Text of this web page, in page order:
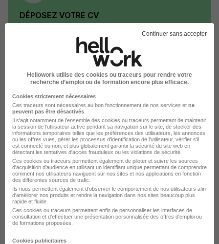
DÉPOSEZ VOTRE CV
recruteurs de la CVthèque Hellowork.
Rendre mon CV visible
Postuler chez Euromaster par Métier
Technicien monteur Euromaster
Mécanicien automobile Euromaster
Technicien automobile Euromaster
Responsable de centre Euromaster
Réceptionnaire automobile Euromaster
Chef d'atelier Euromaster
Continuer sans accepter
Hellowork utilise des cookies ou traceurs pour rendre votre
recherche d’emploi ou de formation encore plus efficace.
Cookies strictement nécessaires
Ces traceurs sont nécessaires au bon fonctionnement de nos services et ne
peuvent pas être désactivés
Il s'agit notamment de l'ensemble des cookies ou traceurs permettant de maintenir
la session de l'utilisateur active pendant sa navigation sur le site, de stocker des
informations temporaires telles que les préférences des utilisateurs, les annonces
ou les offres vues, gérer les processus d'identification de l'utilisateur, vérifier s'il
est connecté ou non, et plus globalement garantir la sécurité du site web en
détectant les tentatives d'accès frauduleux ou les violations de sécurité.
Ces cookies ou traceurs permettent également de piloter et suivre les sources
d'acquisition d'audience en utilisant un identifiant unique permettant de comprendre
comment nos utilisateurs naviguent sur nos sites et nos applications en fonction
des différentes sources de trafic.
Ils nous permettent également d’observer le comportement de nos utilisateurs afin
d'améliorer nos produits et rendre la navigation dans nos sites beaucoup plus
rapide et fluide.
Ces cookies ou traceurs permettent enfin de personnaliser les interfaces de
consultation et d'effectuer une présentation personnalisée des offres d'emploi ou
de formations proposées.
Cookies publicitaires